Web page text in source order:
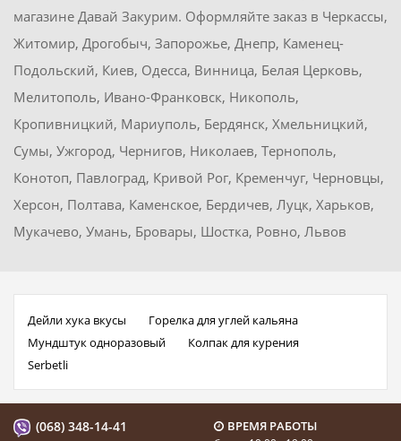
магазине Давай Закурим. Оформляйте заказ в Черкассы,
Житомир, Дрогобыч, Запорожье, Днепр, Каменец-
Подольский, Киев, Одесса, Винница, Белая Церковь,
Мелитополь, Ивано-Франковск, Никополь,
Кропивницкий, Мариуполь, Бердянск, Хмельницкий,
Сумы, Ужгород, Чернигов, Николаев, Тернополь,
Конотоп, Павлоград, Кривой Рог, Кременчуг, Черновцы,
Херсон, Полтава, Каменское, Бердичев, Луцк, Харьков,
Мукачево, Умань, Бровары, Шостка, Ровно, Львов
Дейли хука вкусы
Горелка для углей кальяна
Мундштук одноразовый
Колпак для курения
Serbetli
(068) 348-14-41
ВРЕМЯ РАБОТЫ